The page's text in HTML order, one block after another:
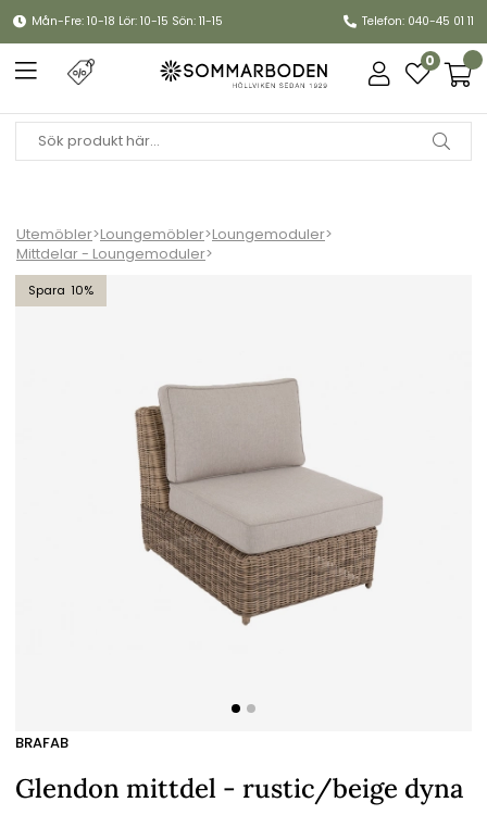
Mån-Fre: 10-18 Lör: 10-15 Sön: 11-15 Telefon: 040-45 01 11
0
Utemöbler>Loungemöbler>Loungemoduler>
Mittdelar - Loungemoduler>
10
Glendon mittdel - rustic/beige dyna
BRAFAB
Glendon mittdel - rustic/beige dyna